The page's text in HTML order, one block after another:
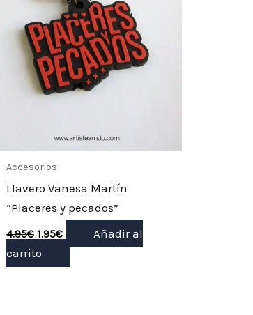
Accesorios
Llavero Vanesa Martín
“Placeres y pecados”
4.95€ 1.95€
Añadir al
carrito